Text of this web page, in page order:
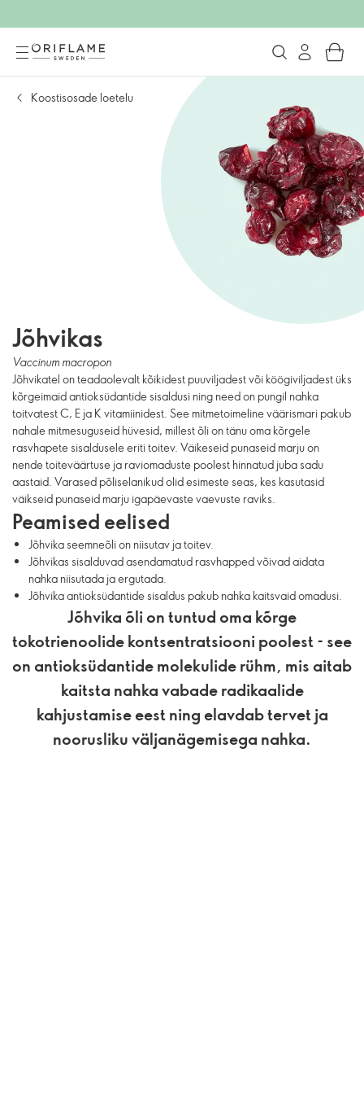
Koostisosade loetelu
Jõhvikas
Vaccinum macropon
Jõhvikatel on teadaolevalt kõikidest puuviljadest või köögiviljadest üks
kõrgeimaid antioksüdantide sisaldusi ning need on pungil nahka
toitvatest C, E ja K vitamiinidest. See mitmetoimeline väärismari pakub
nahale mitmesuguseid hüvesid, millest õli on tänu oma kõrgele
rasvhapete sisaldusele eriti toitev. Väikeseid punaseid marju on
nende toiteväärtuse ja raviomaduste poolest hinnatud juba sadu
aastaid. Varased põliselanikud olid esimeste seas, kes kasutasid
väikseid punaseid marju igapäevaste vaevuste raviks.
Peamised eelised
Jõhvika seemneõli on niisutav ja toitev.
Jõhvikas sisalduvad asendamatud rasvhapped võivad aidata
nahka niisutada ja ergutada.
Jõhvika antioksüdantide sisaldus pakub nahka kaitsvaid omadusi.
Jõhvika õli on tuntud oma kõrge
tokotrienoolide kontsentratsiooni poolest - see
on antioksüdantide molekulide rühm, mis aitab
kaitsta nahka vabade radikaalide
kahjustamise eest ning elavdab tervet ja
noorusliku väljanägemisega nahka.